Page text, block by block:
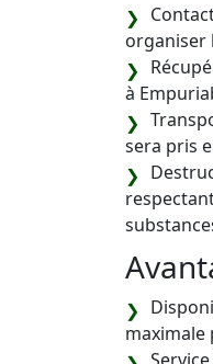
organiser
à
sera pris
maximale